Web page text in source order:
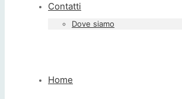
Contatti
Dove siamo
Home